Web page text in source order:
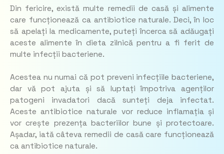
Din fericire, există multe remedii de casă și alimente
care funcționează ca antibiotice naturale. Deci, în loc
să apelați la medicamente, puteți încerca să adăugați
aceste alimente în dieta zilnică pentru a fi ferit de
multe infecții bacteriene.
Acestea nu numai că pot preveni infecțiile bacteriene,
dar vă pot ajuta și să luptați împotriva agenților
patogeni invadatori dacă sunteți deja infectat.
Aceste antibiotice naturale vor reduce inflamația și
vor crește prezența bacteriilor bune și protectoare.
Așadar, iată câteva remedii de casă care funcționează
ca antibiotice naturale.